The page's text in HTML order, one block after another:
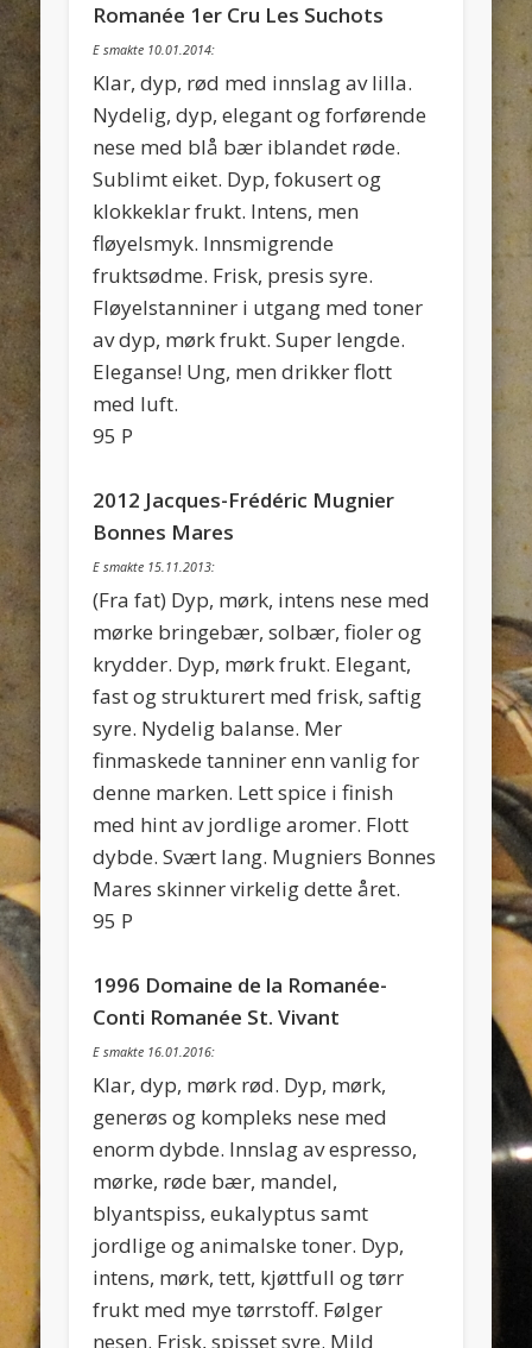
Romanée 1er Cru Les Suchots
E smakte 10.01.2014:
Klar, dyp, rød med innslag av lilla.
Nydelig, dyp, elegant og forførende
nese med blå bær iblandet røde.
Sublimt eiket. Dyp, fokusert og
klokkeklar frukt. Intens, men
fløyelsmyk. Innsmigrende
fruktsødme. Frisk, presis syre.
Fløyelstanniner i utgang med toner
av dyp, mørk frukt. Super lengde.
Eleganse! Ung, men drikker flott
med luft.
95 P
2012 Jacques-Frédéric Mugnier
Bonnes Mares
E smakte 15.11.2013:
(Fra fat) Dyp, mørk, intens nese med
mørke bringebær, solbær, fioler og
krydder. Dyp, mørk frukt. Elegant,
fast og strukturert med frisk, saftig
syre. Nydelig balanse. Mer
finmaskede tanniner enn vanlig for
denne marken. Lett spice i finish
med hint av jordlige aromer. Flott
dybde. Svært lang. Mugniers Bonnes
Mares skinner virkelig dette året.
95 P
1996 Domaine de la Romanée-
Conti Romanée St. Vivant
E smakte 16.01.2016:
Klar, dyp, mørk rød. Dyp, mørk,
generøs og kompleks nese med
enorm dybde. Innslag av espresso,
mørke, røde bær, mandel,
blyantspiss, eukalyptus samt
jordlige og animalske toner. Dyp,
intens, mørk, tett, kjøttfull og tørr
frukt med mye tørrstoff. Følger
nesen. Frisk, spisset syre. Mild